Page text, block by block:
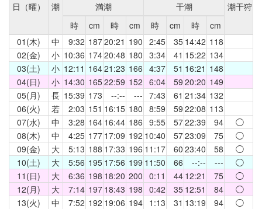
日（曜）
潮 満潮 干潮 潮干狩
時
cm 時 cm 時 cm 時
cm
01(木)
中 9:32 18720:21 190 2:45 35 14:42 118
02(金)
小 10:36 17420:48 180 3:34 41 15:22 134
03(土)
小 12:11 16421:23 166 4:37 51 16:21 148
04(日)
小 14:30 16522:59 152 6:04 59 20:20 149
05(月)
長 15:39 173 --:-- --- 7:43 61 21:34 132
06(火)
若 2:03 151 16:15 180 8:59 59 22:08 113
07(水)
中 3:28 164 16:44 186 9:55 5722:39 94 ◯
08(木)
中 4:25 177 17:09 192 10:40 5723:09 75 ◯
09(金)
大 5:13 188 17:33 196 11:17 60 23:40 58 ◯
10(土)
大 5:56 195 17:56 199 11:50 66 --:-- --- ◯
11(日)
大 6:36 198 18:20 200 0:11 44 12:21 75 ◯
12(月)
大 7:14 197 18:43 198 0:42 35 12:51 84 ◯
13(火)
中 7:52 192 19:06 194 1:13 31 13:19 94 ◯